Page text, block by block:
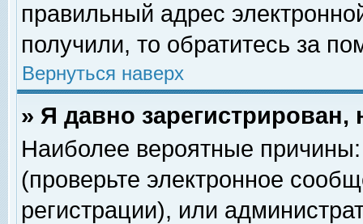
правильный адрес
получили, то обратитесь за
Вернуться наверх
» Я давно
Наиболее вероятные
(проверьте электронное
регистрации), или